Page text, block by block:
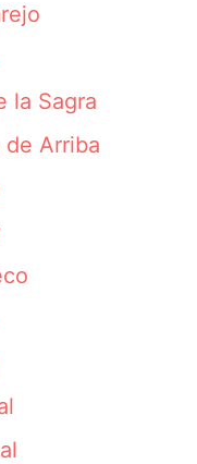
la Sagra
de Arriba